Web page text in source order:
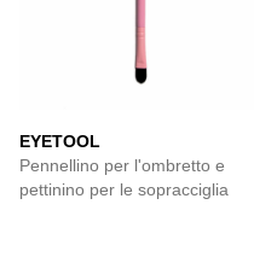
EYETOOL
Pennellino per l'ombretto e
pettinino per le sopracciglia